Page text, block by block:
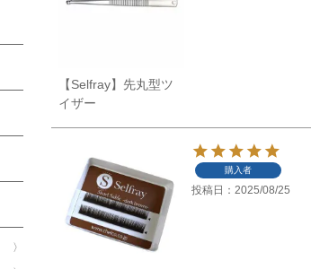
【Selfray】先丸型ツ
イザー
購入者
投稿日 2025/08/25